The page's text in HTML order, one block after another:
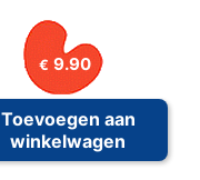
€ 9.90
Toevoegen aan
winkelwagen